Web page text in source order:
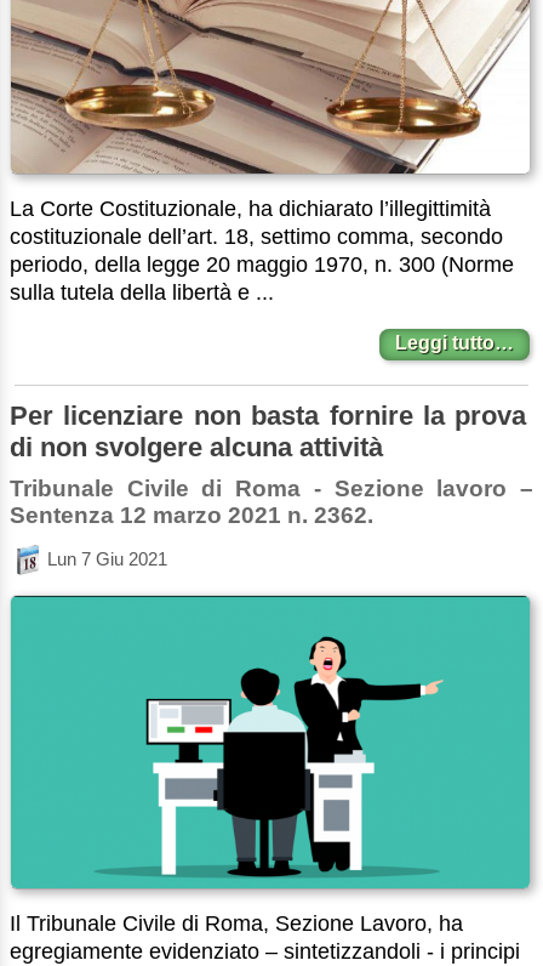
La Corte Costituzionale, ha dichiarato l’illegittimità
costituzionale dell’art. 18, settimo comma, secondo
periodo, della legge 20 maggio 1970, n. 300 (Norme
sulla tutela della libertà e ...
Leggi tutto…
Per licenziare non basta fornire la prova
di non svolgere alcuna attività
Tribunale Civile di Roma - Sezione lavoro –
Sentenza 12 marzo 2021 n. 2362.
Lun 7 Giu 2021
Il Tribunale Civile di Roma, Sezione Lavoro, ha
egregiamente evidenziato – sintetizzandoli - i principi